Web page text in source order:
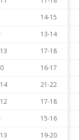
14-15
13-14
17-18
16-17
21-22
17-18
15-16
19-20